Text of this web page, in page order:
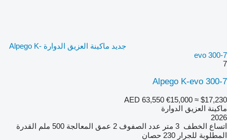
جديد ماكينة العزيق الدوارة Alpego K-
evo 300-7
7
Alpego K-evo 300-7
AED 63,550 €15,000 ≈ $17,230
ماكينة العزيق الدوارة
2026
اتساع الخطف 3 متر عدد الصفوف 2 عمق المعالجة 500 ملم
القدرة
المطلوبة للجرار 230 حصان